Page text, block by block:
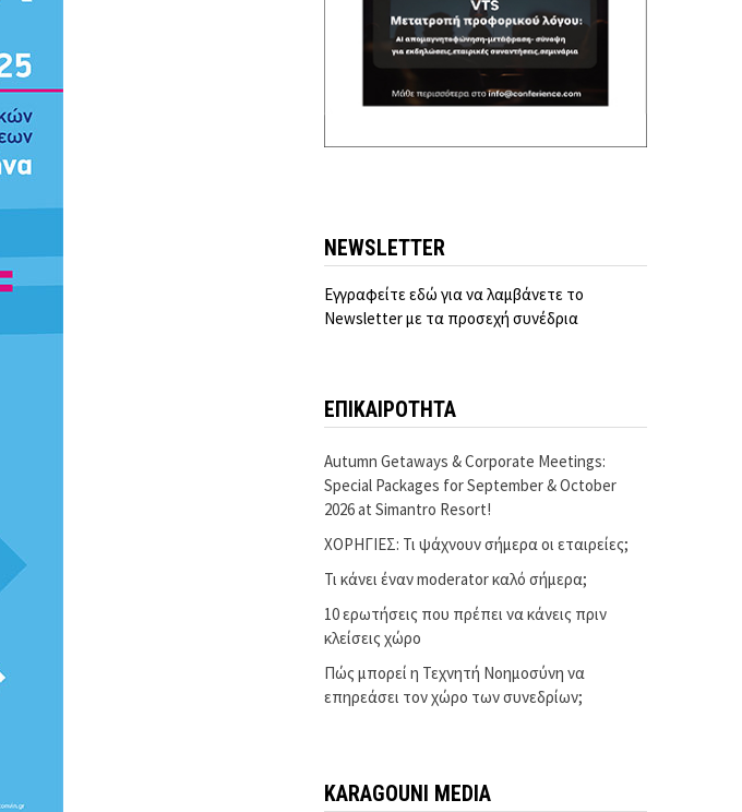
NEWSLETTER
Εγγραφείτε εδώ για να λαμβάνετε το
Newsletter με τα προσεχή συνέδρια
ΕΠΙΚΑΙΡΟΤΗΤΑ
Autumn Getaways & Corporate Meetings:
Special Packages for September & October
2026 at Simantro Resort!
ΧΟΡΗΓΙΕΣ: Τι ψάχνουν σήμερα οι εταιρείες;
Τι κάνει έναν moderator καλό σήμερα;
10 ερωτήσεις που πρέπει να κάνεις πριν
κλείσεις χώρο
Πώς μπορεί η Τεχνητή Νοημοσύνη να
επηρεάσει τον χώρο των συνεδρίων;
KARAGOUNI MEDIA